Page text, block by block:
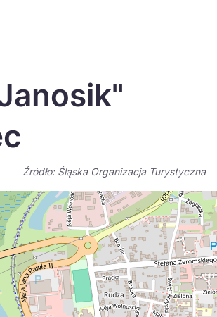
日本
Źródło: Śląska Organizacja Turystyczna